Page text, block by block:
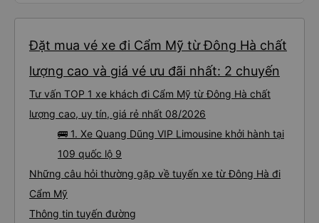
Đặt mua vé xe đi Cẩm Mỹ từ Đông Hà chất
lượng cao và giá vé ưu đãi nhất: 2 chuyến
Tư vấn TOP 1 xe khách đi Cẩm Mỹ từ Đông Hà chất
lượng cao, uy tín, giá rẻ nhất 08/2026
🚌 1. Xe Quang Dũng VIP Limousine khởi hành tại
109 quốc lộ 9
Những câu hỏi thường gặp về tuyến xe từ Đông Hà đi
Cẩm Mỹ
Thông tin tuyến đường